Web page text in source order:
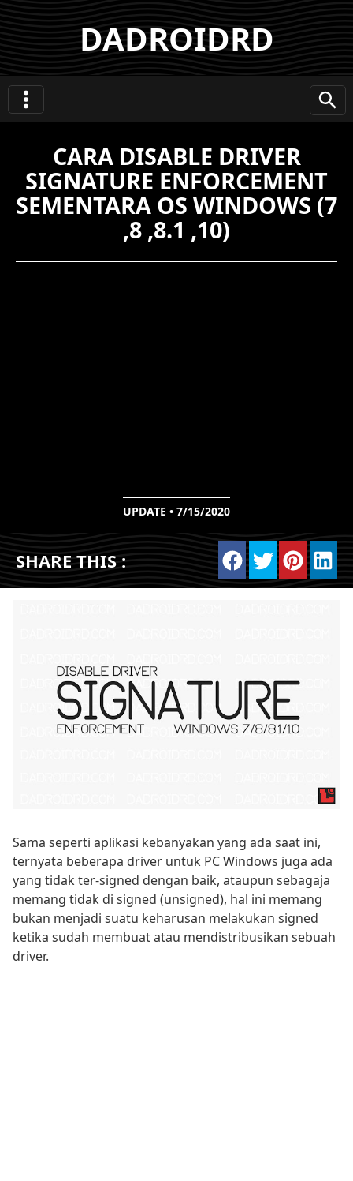
DADROIDRD
CARA DISABLE DRIVER
SIGNATURE ENFORCEMENT
SEMENTARA OS WINDOWS (7
,8 ,8.1 ,10)
UPDATE • 7/15/2020
SHARE THIS :
Sama seperti aplikasi kebanyakan yang ada saat ini,
ternyata beberapa driver untuk PC Windows juga ada
yang tidak ter-signed dengan baik, ataupun sebagaja
memang tidak di signed (unsigned), hal ini memang
bukan menjadi suatu keharusan melakukan signed
ketika sudah membuat atau mendistribusikan sebuah
driver.